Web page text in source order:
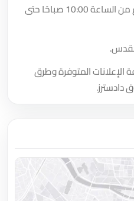
أوقات العمل: جميع أيام الأسبوع من الساعة 10:00 صباحًا حتى
المتوفرة وطرق
دادسترز.